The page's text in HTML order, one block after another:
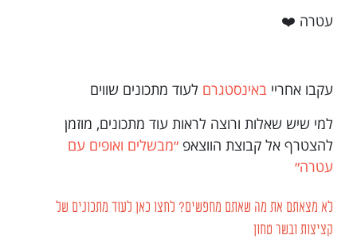
עטרה ❤️
עקבו אחריי באינסטגרם לעוד מתכונים שווים
למי שיש שאלות ורוצה לראות עוד מתכונים, מוזמן
להצטרף אל קבוצת הווצאפ ״מבשלים ואופים עם
עטרה״
לא מצאתם את מה שאתם מחפשים? לחצו כאן לעוד מתכונים של
קציצות ובשר טחון